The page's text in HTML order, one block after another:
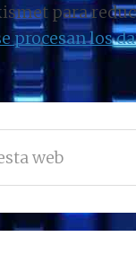
para
procesan los